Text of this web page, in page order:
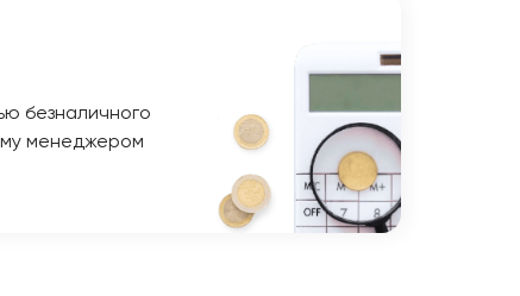
безналичного
менеджером